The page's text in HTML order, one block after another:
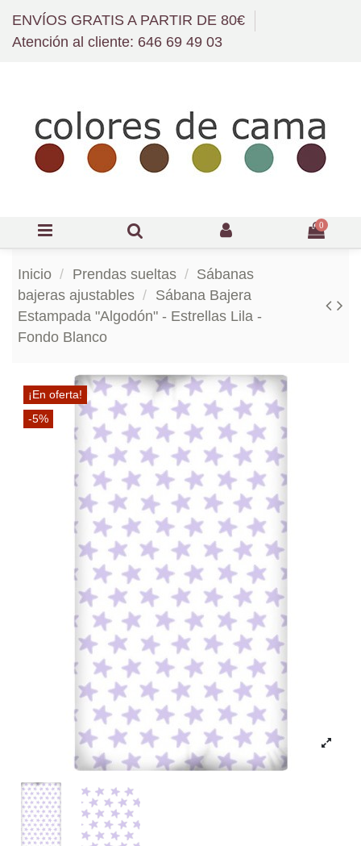
ENVÍOS GRATIS A PARTIR DE 80€
Atención al cliente: 646 69 49 03
0
Inicio Prendas sueltas
Sábanas
bajeras ajustables
Sábana Bajera
Estampada "Algodón" - Estrellas Lila -
Fondo Blanco
¡En oferta!
-5%